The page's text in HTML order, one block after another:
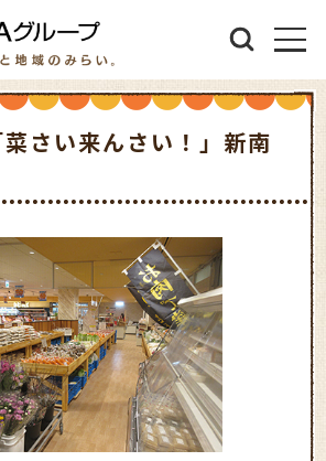
さい来んさい！」新南